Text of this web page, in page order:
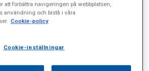
att förbättra navigeringen på webbplatsen,
användning och bistå i våra
Cookie-policy
Cookie-inställningar